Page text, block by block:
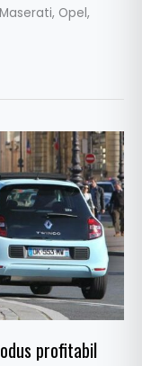
Opel,
profitabil